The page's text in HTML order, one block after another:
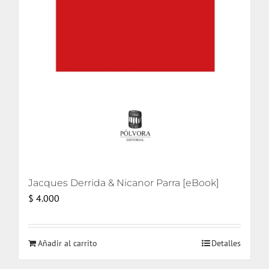
Jacques Derrida & Nicanor Parra [eBook]
$ 4.000
Añadir al carrito Detalles